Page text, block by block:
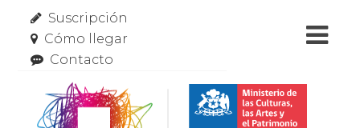
Suscripción
Cómo llegar
Contacto